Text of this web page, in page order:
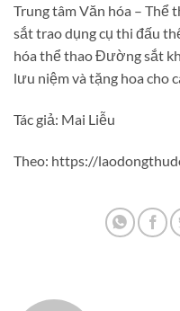
Trung tâm Văn hóa – Thể
sắt trao dụng cụ thi đấu
hóa thể thao Đường sắt
lưu niệm và tặng hoa cho
Tác giả: Mai Liễu
Theo: https://